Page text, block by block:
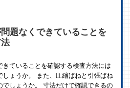
題なくできていることを
きていることを確認する検査方法には
しょうか。 また、圧縮ばねと引張ばね
でしょうか。 寸法だけで確認できるの